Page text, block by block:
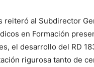
reiteró al Subdirector
en Formación
el desarrollo del RD
rigurosa tanto de